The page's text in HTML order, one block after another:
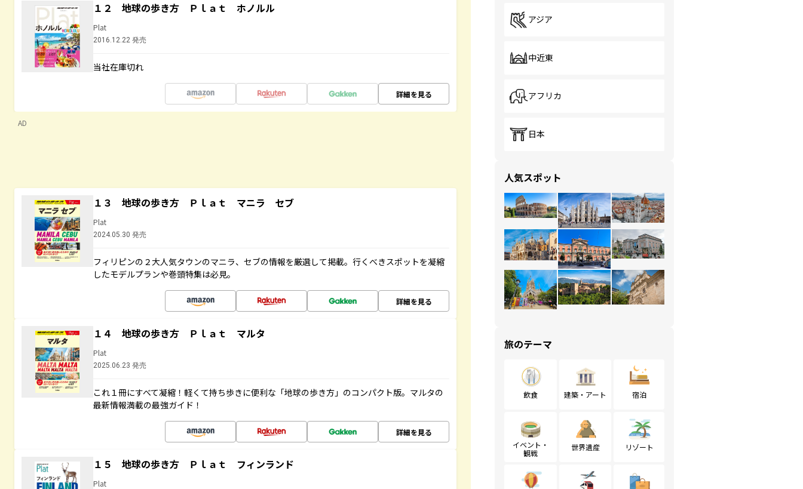
１２ 地球の歩き方 Ｐｌａｔ ホノルル
Plat
2016.12.22 発売
当社在庫切れ
詳細を見る
AD
１３ 地球の歩き方 Ｐｌａｔ マニラ セブ
Plat
2024.05.30 発売
フィリピンの２大人気タウンのマニラ、セブの情報を厳選して掲載。行くべきスポットを凝縮
したモデルプランや巻頭特集は必見。
詳細を見る
１４ 地球の歩き方 Ｐｌａｔ マルタ
Plat
2025.06.23 発売
これ１冊にすべて凝縮！軽くて持ち歩きに便利な「地球の歩き方」のコンパクト版。マルタの
最新情報満載の最強ガイド！
詳細を見る
１５ 地球の歩き方 Ｐｌａｔ フィンランド
Plat
アジア
中近東
アフリカ
日本
人気スポット
旅のテーマ
飲食 建築・アート 宿泊
イベント・
観戦
世界遺産 リゾート